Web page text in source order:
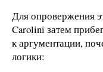
Для опровержения
Carolini затем
к аргументации,
логики: